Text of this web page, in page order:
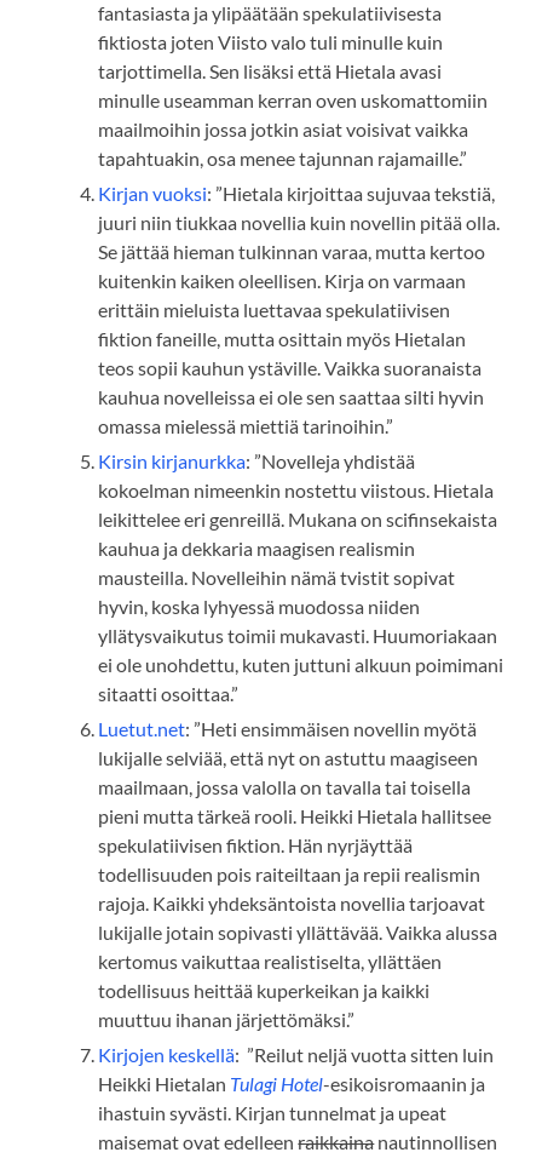
fantasiasta ja ylipäätään spekulatiivisesta
fiktiosta joten Viisto valo tuli minulle kuin
tarjottimella. Sen lisäksi että Hietala avasi
minulle useamman kerran oven uskomattomiin
maailmoihin jossa jotkin asiat voisivat vaikka
tapahtuakin, osa menee tajunnan rajamaille.”
Kirjan vuoksi: ”Hietala kirjoittaa sujuvaa tekstiä,
juuri niin tiukkaa novellia kuin novellin pitää olla.
Se jättää hieman tulkinnan varaa, mutta kertoo
kuitenkin kaiken oleellisen. Kirja on varmaan
erittäin mieluista luettavaa spekulatiivisen
fiktion faneille, mutta osittain myös Hietalan
teos sopii kauhun ystäville. Vaikka suoranaista
kauhua novelleissa ei ole sen saattaa silti hyvin
omassa mielessä miettiä tarinoihin.”
Kirsin kirjanurkka: ”Novelleja yhdistää
kokoelman nimeenkin nostettu viistous. Hietala
leikittelee eri genreillä. Mukana on scifinsekaista
kauhua ja dekkaria maagisen realismin
mausteilla. Novelleihin nämä tvistit sopivat
hyvin, koska lyhyessä muodossa niiden
yllätysvaikutus toimii mukavasti. Huumoriakaan
ei ole unohdettu, kuten juttuni alkuun poimimani
sitaatti osoittaa.”
Luetut.net: ”Heti ensimmäisen novellin myötä
lukijalle selviää, että nyt on astuttu maagiseen
maailmaan, jossa valolla on tavalla tai toisella
pieni mutta tärkeä rooli. Heikki Hietala hallitsee
spekulatiivisen fiktion. Hän nyrjäyttää
todellisuuden pois raiteiltaan ja repii realismin
rajoja. Kaikki yhdeksäntoista novellia tarjoavat
lukijalle jotain sopivasti yllättävää. Vaikka alussa
kertomus vaikuttaa realistiselta, yllättäen
todellisuus heittää kuperkeikan ja kaikki
muuttuu ihanan järjettömäksi.”
Kirjojen keskellä: ”Reilut neljä vuotta sitten luin
Heikki Hietalan Tulagi Hotel-esikoisromaanin ja
ihastuin syvästi. Kirjan tunnelmat ja upeat
maisemat ovat edelleenraikkainanautinnollisen